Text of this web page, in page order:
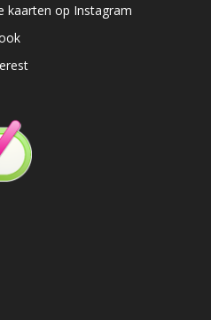
kaarten op Instagram